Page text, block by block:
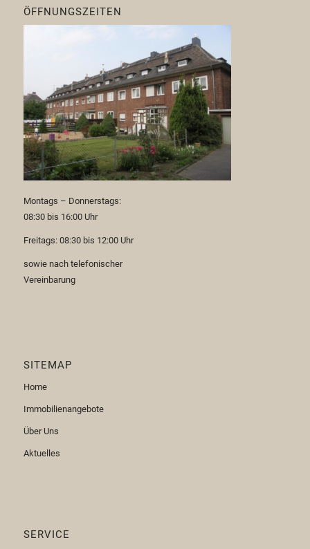
ÖFFNUNGSZEITEN
Montags – Donnerstags:
08:30 bis 16:00 Uhr
Freitags: 08:30 bis 12:00 Uhr
sowie nach telefonischer
Vereinbarung
SITEMAP
Home
Immobilienangebote
Über Uns
Aktuelles
SERVICE